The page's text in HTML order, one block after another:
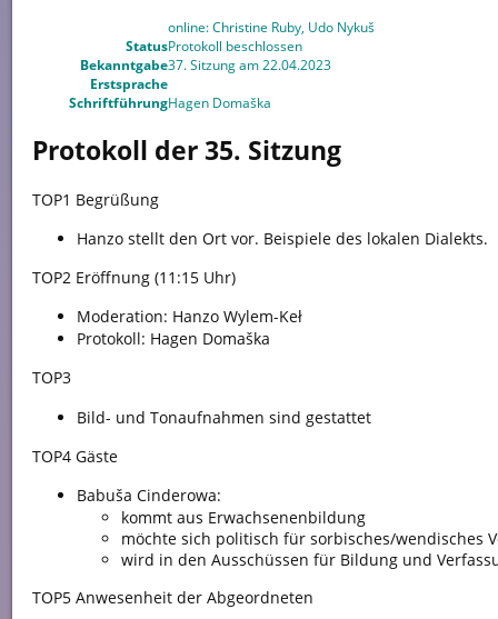
online: Christine Ruby, Udo Nykuš
StatusProtokoll beschlossen
Bekanntgabe37. Sitzung am 22.04.2023
Erstsprache
SchriftführungHagen Domaška
Protokoll der 35. Sitzung
TOP1 Begrüßung
Hanzo stellt den Ort vor. Beispiele des lokalen Dialekts.
TOP2 Eröffnung (11:15 Uhr)
Moderation: Hanzo Wylem-Keł
Protokoll: Hagen Domaška
TOP3
Bild- und Tonaufnahmen sind gestattet
TOP4 Gäste
Babuša Cinderowa:
kommt aus Erwachsenenbildung
möchte sich politisch für sorbisches/wendisches
wird in den Ausschüssen für Bildung und
TOP5 Anwesenheit der Abgeordneten